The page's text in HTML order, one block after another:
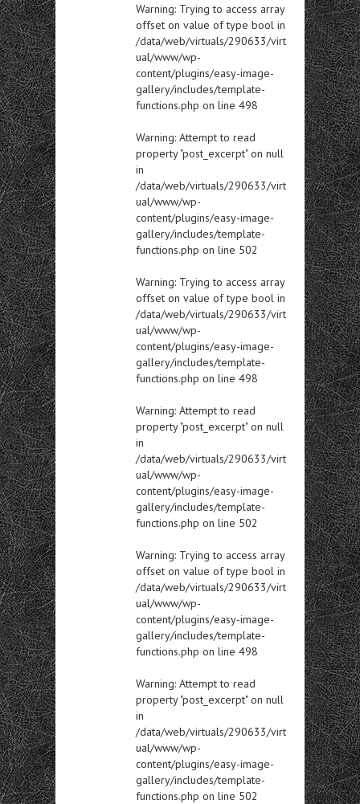
Warning: Trying to access array
offset on value of type bool in
/data/web/virtuals/290633/virt
ual/www/wp-
content/plugins/easy-image-
gallery/includes/template-
functions.php on line 498
Warning: Attempt to read
property "post_excerpt" on null
in
/data/web/virtuals/290633/virt
ual/www/wp-
content/plugins/easy-image-
gallery/includes/template-
functions.php on line 502
Warning: Trying to access array
offset on value of type bool in
/data/web/virtuals/290633/virt
ual/www/wp-
content/plugins/easy-image-
gallery/includes/template-
functions.php on line 498
Warning: Attempt to read
property "post_excerpt" on null
in
/data/web/virtuals/290633/virt
ual/www/wp-
content/plugins/easy-image-
gallery/includes/template-
functions.php on line 502
Warning: Trying to access array
offset on value of type bool in
/data/web/virtuals/290633/virt
ual/www/wp-
content/plugins/easy-image-
gallery/includes/template-
functions.php on line 498
Warning: Attempt to read
property "post_excerpt" on null
in
/data/web/virtuals/290633/virt
ual/www/wp-
content/plugins/easy-image-
gallery/includes/template-
functions.php on line 502